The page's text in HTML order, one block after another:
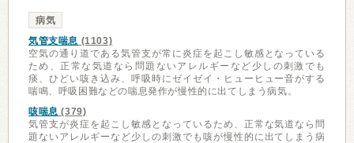
病気
気管支喘息 (1103)
空気の通り道である気管支が常に炎症を起こし敏感となっている
ため、正常な気道なら問題ないアレルギーなど少しの刺激でも
痰、ひどい咳き込み、呼吸時にゼイゼイ・ヒューヒュー音がする
喘鳴、呼吸困難などの喘息発作が慢性的に出てしまう病気。
咳喘息 (379)
気管支が炎症を起こし敏感となっているため、正常な気道なら問
題ないアレルギーなど少しの刺激でも咳が慢性的に出てしまう病